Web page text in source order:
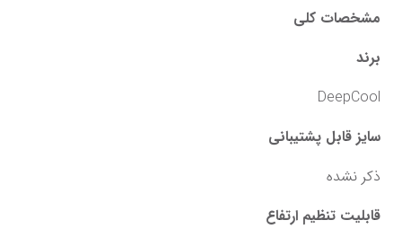
مشخصات کلی
برند
DeepCool
سایز قابل پشتیبانی
ذکر نشده
قابلیت تنظیم ارتفاع